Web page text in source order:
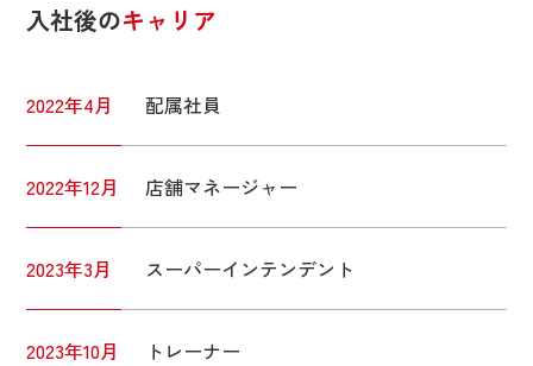
入社後のキャリア
2022年4月 配属社員
2022年12月 店舗マネージャー
2023年3月 スーパーインテンデント
2023年10月 トレーナー